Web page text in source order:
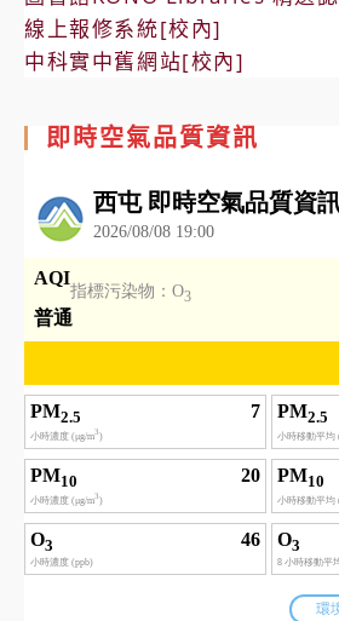
線上報修系統[校內]
中科實中舊網站[校內]
即時空氣品質資訊